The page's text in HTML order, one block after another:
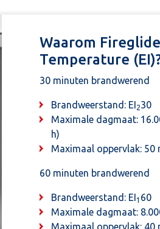
Waarom Fireglide
Temperature
30 minuten brandwerend
Brandweerstand: EI230
Maximale dagmaat:
h)
Maximaal oppervlak: 50
60 minuten brandwerend
Brandweerstand: EI1 60
Maximale dagmaat:
Maximaal oppervlak: 40